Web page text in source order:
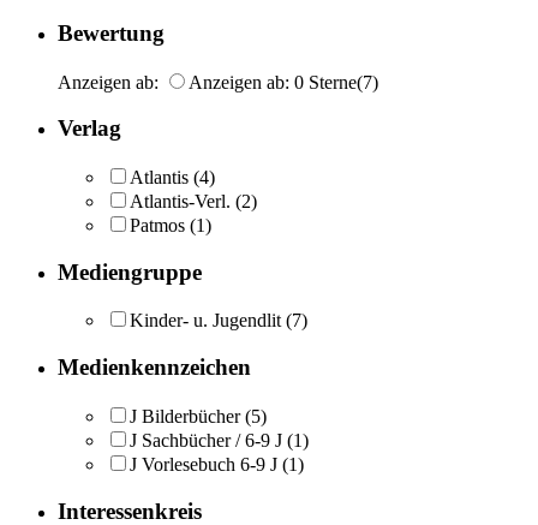
Bewertung
Anzeigen ab: Anzeigen ab: 0 Sterne(7)
Verlag
Atlantis (4)
Atlantis-Verl. (2)
Patmos (1)
Mediengruppe
Kinder- u. Jugendlit (7)
Medienkennzeichen
J Bilderbücher (5)
J Sachbücher / 6-9 J (1)
J Vorlesebuch 6-9 J (1)
Interessenkreis